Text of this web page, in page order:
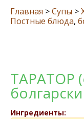
Главная >Супы >
Постные блюда,
ТАРАТОР
Ингредиенты: